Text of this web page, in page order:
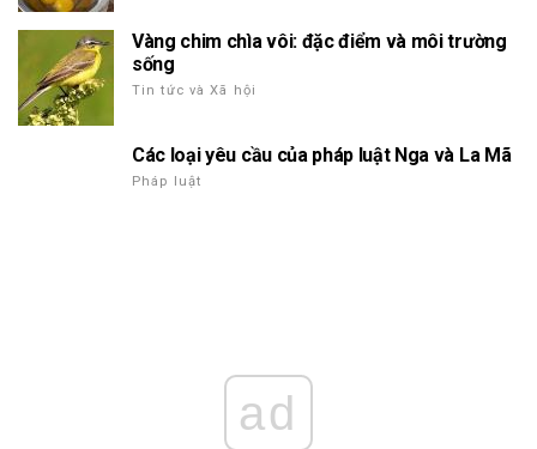
Vàng chim chìa vôi: đặc điểm và môi trường
sống
Tin tức và Xã hội
Các loại yêu cầu của pháp luật Nga và La Mã
Pháp luật
ad